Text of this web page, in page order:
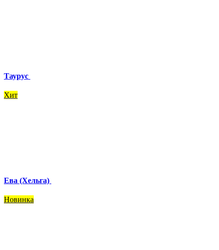
Таурус
Хит
Ева (Хельга)
Новинка